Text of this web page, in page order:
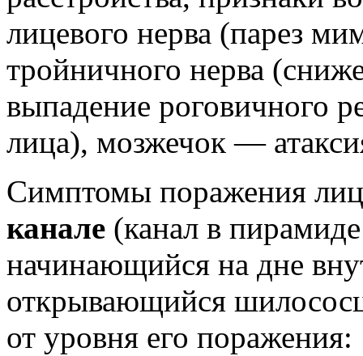
лицевого нерва (парез
тройничного нерва
выпадение роговичного
лица), мозжечок —
Симптомы поражения
канале (канал в
начинающийся на дне
открывающийся
от уровня его поражения: